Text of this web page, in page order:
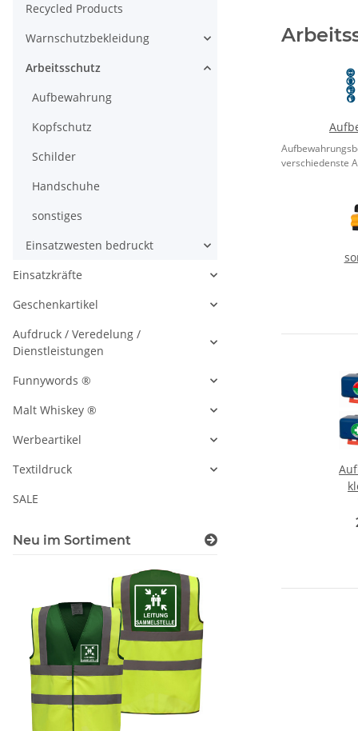
verschiedenste
Recycled Products
Warnschutzbekleidung
Arbeitsschutz
Aufbewahrung
Kopfschutz
Schilder
Handschuhe
sonstiges
Einsatzwesten bedruckt
Einsatzkräfte
Geschenkartikel
Aufdruck / Veredelung /
Dienstleistungen
Funnywords ®
Malt Whiskey ®
Werbeartikel
Textildruck
SALE
Neu im Sortiment